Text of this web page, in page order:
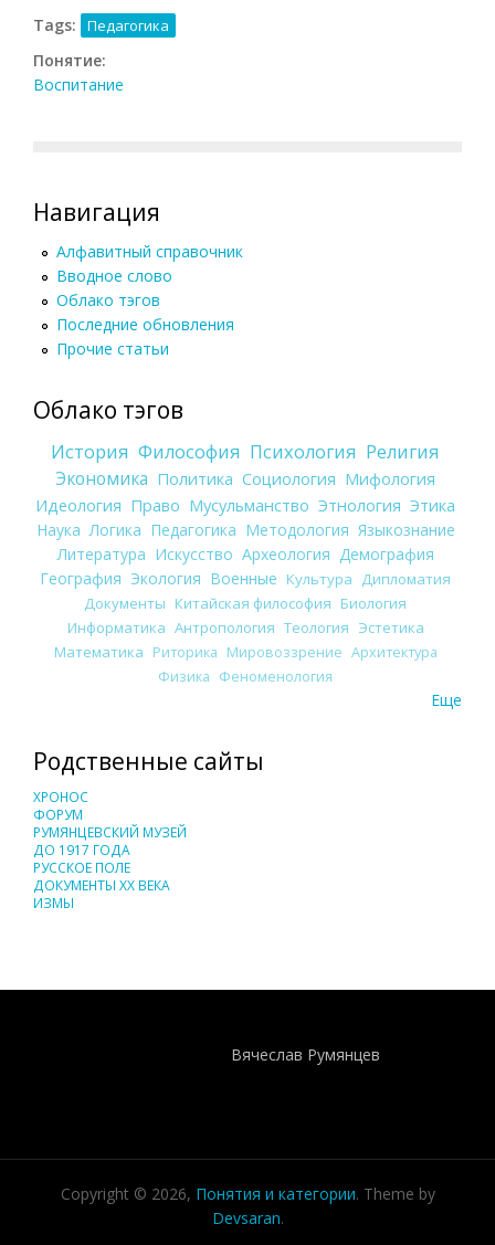
Tags: Педагогика
Понятие:
Воспитание
Навигация
Алфавитный справочник
Вводное слово
Облако тэгов
Последние обновления
Прочие статьи
Облако тэгов
История Философия Психология Религия
Экономика Политика Социология Мифология
Идеология Право Мусульманство Этнология Этика
Наука Логика Педагогика Методология Языкознание
Литература Искусство Археология Демография
География Экология Военные Культура
Дипломатия
Документы Китайская философия Биология
Информатика Антропология Теология Эстетика
Математика Риторика Мировоззрение Архитектура
Физика Феноменология
Еще
Родственные сайты
ХРОНОС
ФОРУМ
РУМЯНЦЕВСКИЙ МУЗЕЙ
ДО 1917 ГОДА
РУССКОЕ ПОЛЕ
ДОКУМЕНТЫ XX ВЕКА
ИЗМЫ
Вячеслав Румянцев
Copyright © 2026, Понятия и категории. Theme by
Devsaran.